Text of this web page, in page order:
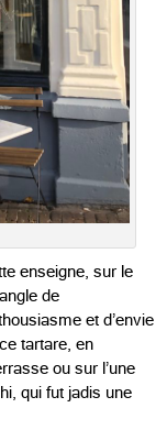
enseigne, sur le
de
et d’envie
tartare, en
ou sur l’une
qui fut jadis une